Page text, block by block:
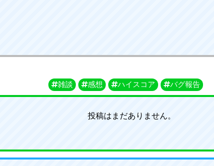
雑談 感想 ハイスコア バグ報告
投稿はまだありません。